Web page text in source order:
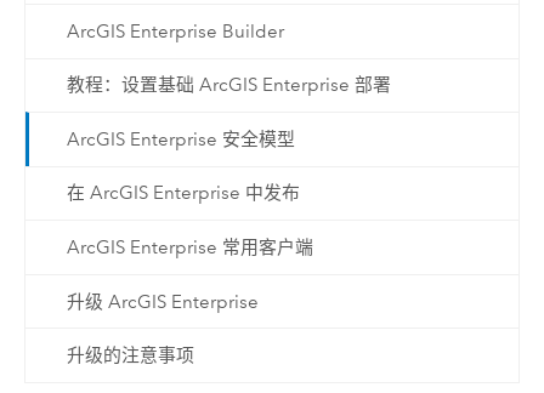
ArcGIS Enterprise Builder
教程：设置基础 ArcGIS Enterprise 部署
ArcGIS Enterprise 安全模型
在 ArcGIS Enterprise 中发布
ArcGIS Enterprise 常用客户端
升级 ArcGIS Enterprise
升级的注意事项